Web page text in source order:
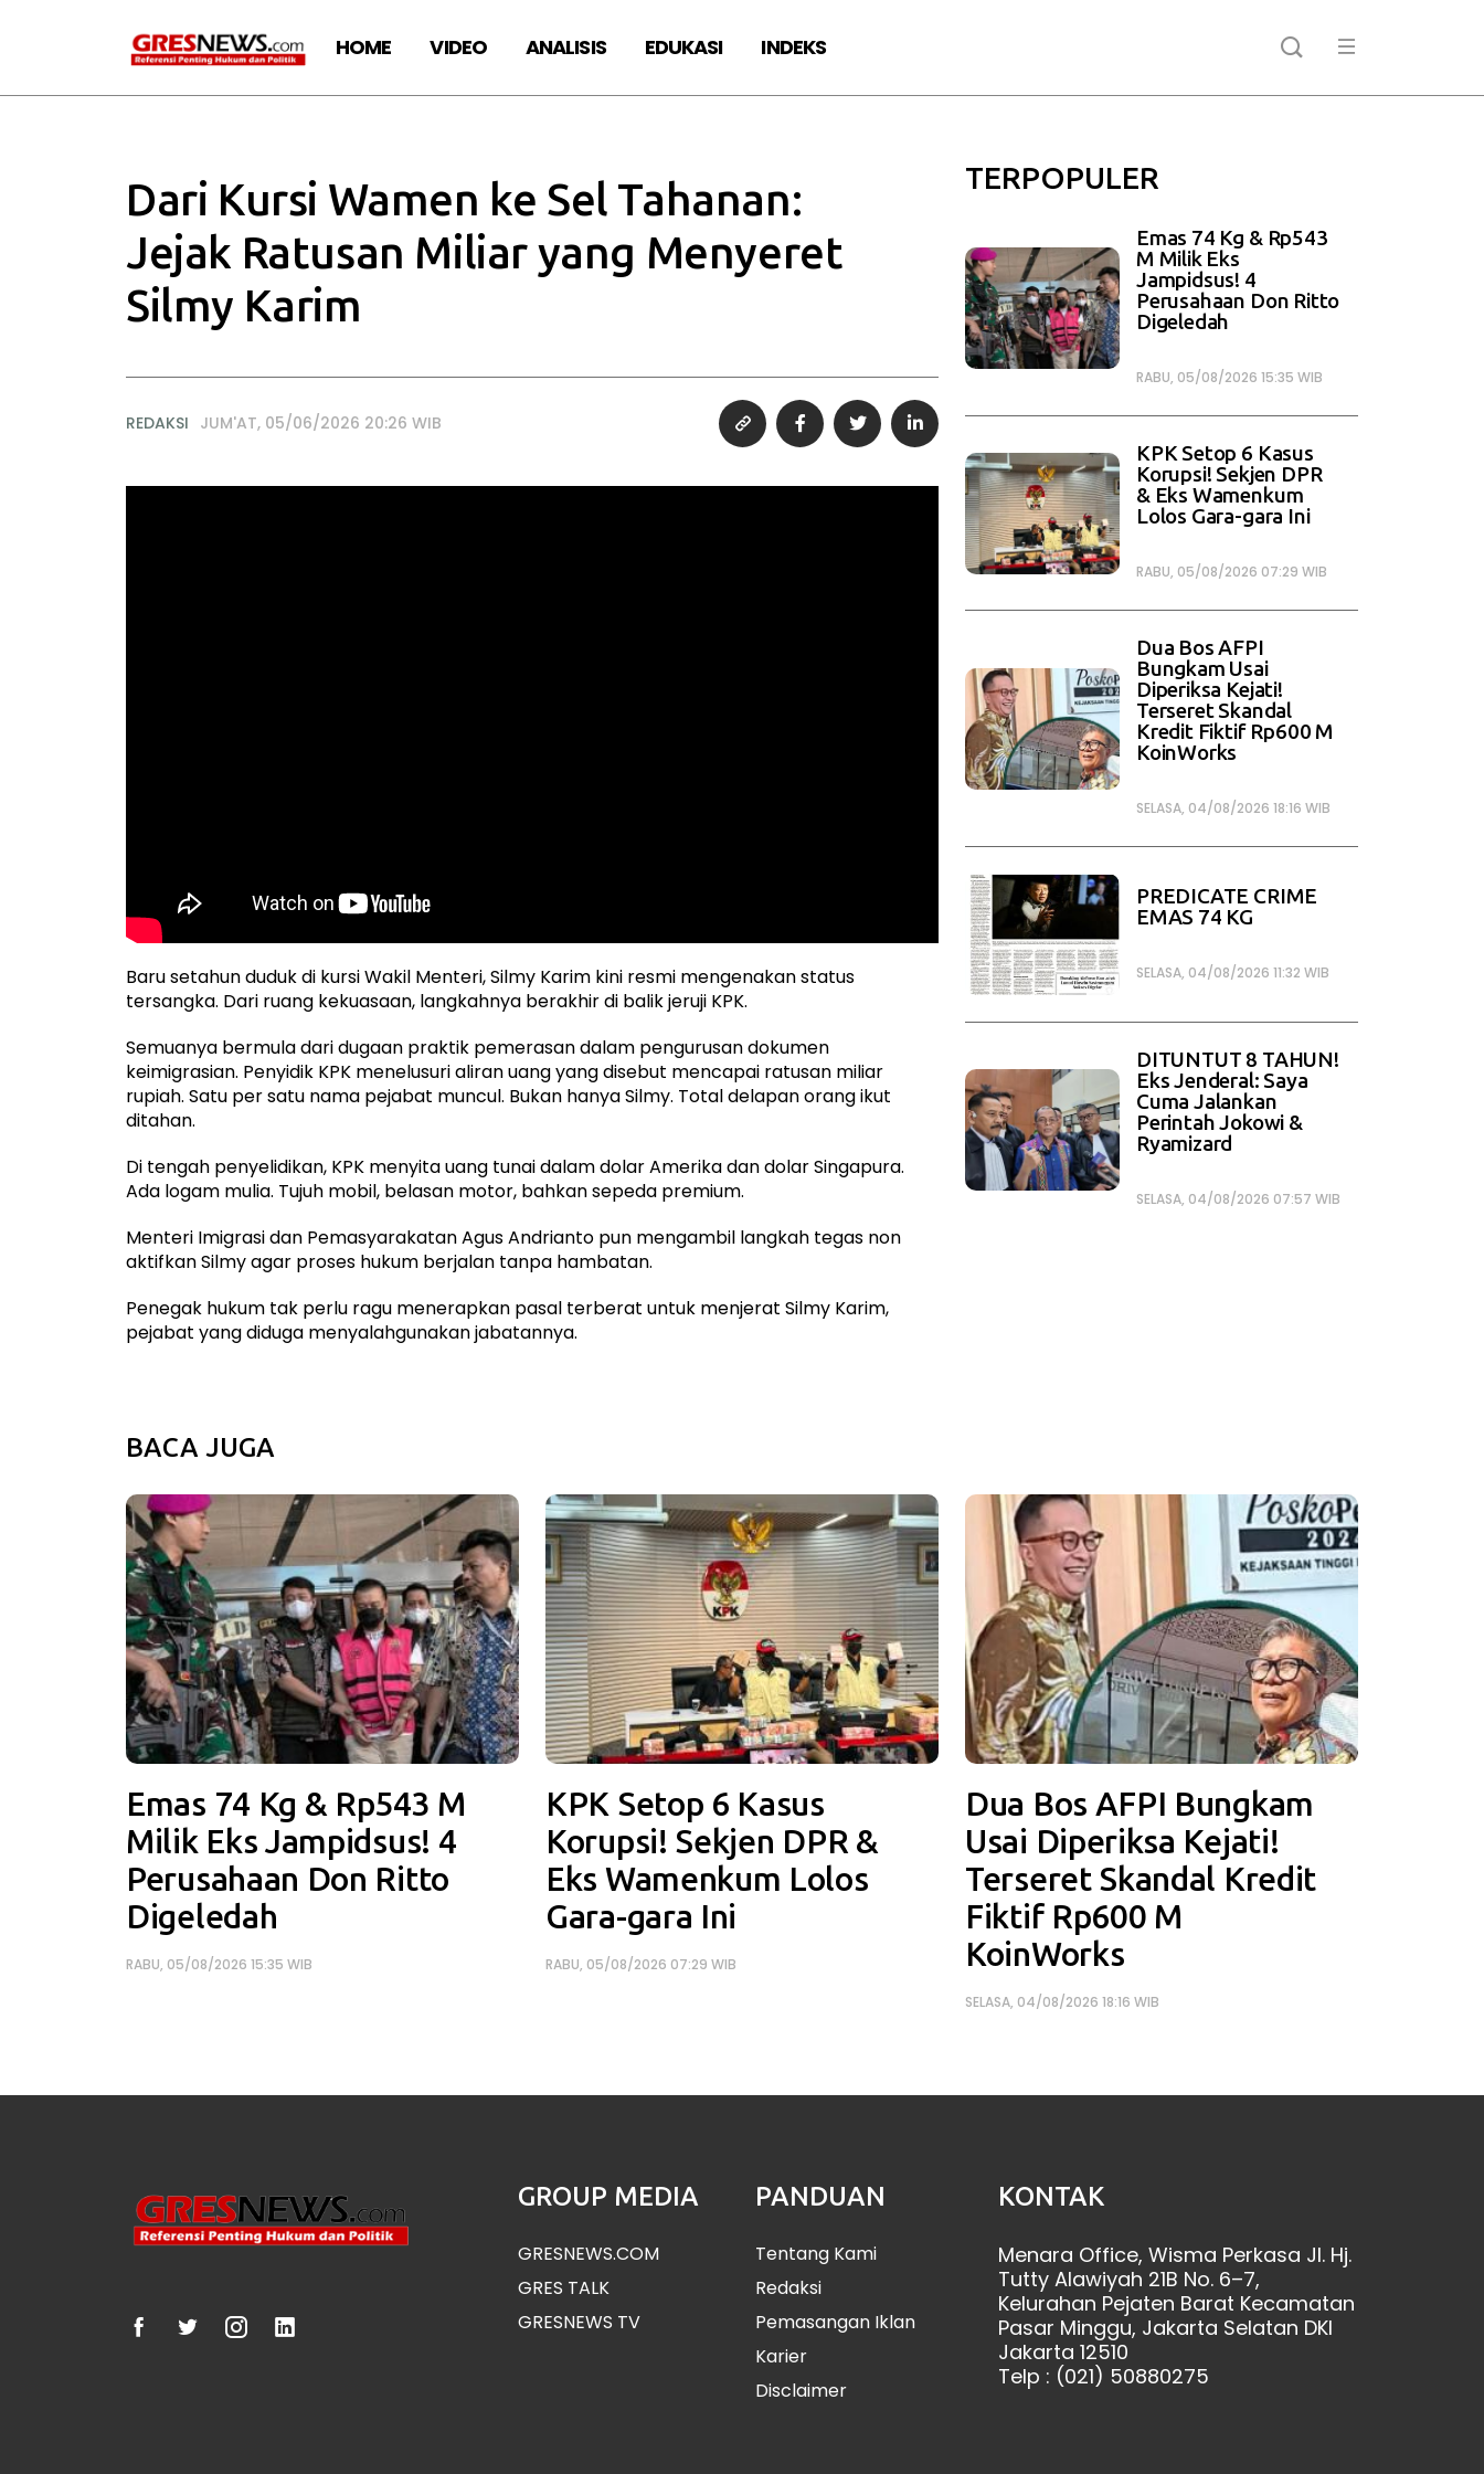
HOME VIDEO ANALISIS EDUKASI INDEKS
Dari Kursi Wamen ke Sel Tahanan:
Jejak Ratusan Miliar yang Menyeret
Silmy Karim
REDAKSI JUM'AT, 05/06/2026 20:26 WIB
Baru setahun duduk di kursi Wakil Menteri, Silmy Karim kini resmi mengenakan status
tersangka. Dari ruang kekuasaan, langkahnya berakhir di balik jeruji KPK.
Semuanya bermula dari dugaan praktik pemerasan dalam pengurusan dokumen
keimigrasian. Penyidik KPK menelusuri aliran uang yang disebut mencapai ratusan miliar
rupiah. Satu per satu nama pejabat muncul. Bukan hanya Silmy. Total delapan orang ikut
ditahan.
Di tengah penyelidikan, KPK menyita uang tunai dalam dolar Amerika dan dolar Singapura.
Ada logam mulia. Tujuh mobil, belasan motor, bahkan sepeda premium.
Menteri Imigrasi dan Pemasyarakatan Agus Andrianto pun mengambil langkah tegas non
aktifkan Silmy agar proses hukum berjalan tanpa hambatan.
Penegak hukum tak perlu ragu menerapkan pasal terberat untuk menjerat Silmy Karim,
pejabat yang diduga menyalahgunakan jabatannya.
TERPOPULER
Emas 74 Kg & Rp543
M Milik Eks
Jampidsus! 4
Perusahaan Don Ritto
Digeledah
RABU, 05/08/2026 15:35 WIB
KPK Setop 6 Kasus
Korupsi! Sekjen DPR
& Eks Wamenkum
Lolos Gara-gara Ini
RABU, 05/08/2026 07:29 WIB
Dua Bos AFPI
Bungkam Usai
Diperiksa Kejati!
Terseret Skandal
Kredit Fiktif Rp600 M
KoinWorks
SELASA, 04/08/2026 18:16 WIB
PREDICATE CRIME
EMAS 74 KG
SELASA, 04/08/2026 11:32 WIB
DITUNTUT 8 TAHUN!
Eks Jenderal: Saya
Cuma Jalankan
Perintah Jokowi &
Ryamizard
SELASA, 04/08/2026 07:57 WIB
BACA JUGA
Emas 74 Kg & Rp543 M
Milik Eks Jampidsus! 4
Perusahaan Don Ritto
Digeledah
RABU, 05/08/2026 15:35 WIB
KPK Setop 6 Kasus
Korupsi! Sekjen DPR &
Eks Wamenkum Lolos
Gara-gara Ini
RABU, 05/08/2026 07:29 WIB
Dua Bos AFPI Bungkam
Usai Diperiksa Kejati!
Terseret Skandal Kredit
Fiktif Rp600 M
KoinWorks
SELASA, 04/08/2026 18:16 WIB
GROUP MEDIA
GRESNEWS.COM
GRES TALK
GRESNEWS TV
PANDUAN
Tentang Kami
Redaksi
Pemasangan Iklan
Karier
Disclaimer
KONTAK
Menara Office, Wisma Perkasa Jl. Hj.
Tutty Alawiyah 21B No. 6–7,
Kelurahan Pejaten Barat Kecamatan
Pasar Minggu, Jakarta Selatan DKI
Jakarta 12510
Telp : (021) 50880275